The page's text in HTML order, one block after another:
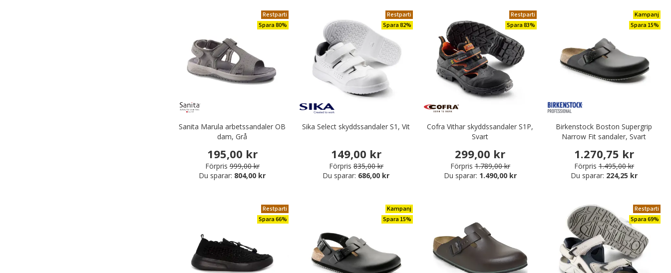
Restparti
Spara 80%
Sanita Marula arbetssandaler OB
dam, Grå
195,00 kr
Förpris 999,00 kr
Du sparar: 804,00 kr
Restparti
Spara 82%
Sika Select skyddssandaler S1, Vit
149,00 kr
Förpris 835,00 kr
Du sparar: 686,00 kr
Restparti
Spara 83%
Cofra Vithar skyddssandaler S1P,
Svart
299,00 kr
Förpris 1.789,00 kr
Du sparar: 1.490,00 kr
Kampanj
Spara 15%
Birkenstock Boston Supergrip
Narrow Fit sandaler, Svart
1.270,75 kr
Förpris 1.495,00 kr
Du sparar: 224,25 kr
Restparti
Spara 66%
Kampanj
Spara 15%
Restparti
Spara 69%